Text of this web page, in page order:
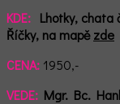
KDE: Lhotky, chata
Říčky, na mapězde
CENA: 1950,-
VEDE: Mgr. Bc.